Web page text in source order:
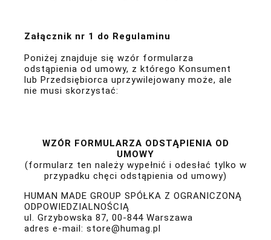
Załącznik nr 1 do Regulaminu
Poniżej znajduje się wzór formularza
odstąpienia od umowy, z którego Konsument
lub Przedsiębiorca uprzywilejowany może, ale
nie musi skorzystać:
WZÓR FORMULARZA ODSTĄPIENIA OD
UMOWY
(formularz ten należy wypełnić i odesłać tylko w
przypadku chęci odstąpienia od umowy)
HUMAN MADE GROUP SPÓŁKA Z OGRANICZONĄ
ODPOWIEDZIALNOŚCIĄ
ul. Grzybowska 87, 00-844 Warszawa
adres e-mail: store@humag.pl